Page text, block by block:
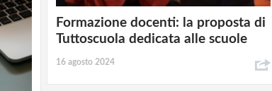
Formazione docenti: la proposta di
Tuttoscuola dedicata alle scuole
16 agosto 2024